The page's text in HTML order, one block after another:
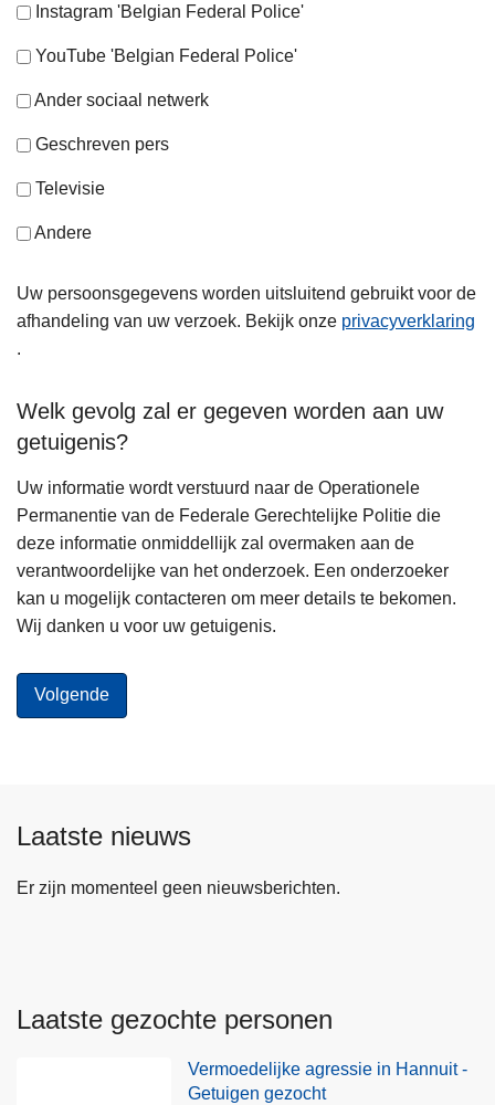
Instagram 'Belgian Federal Police'
YouTube 'Belgian Federal Police'
Ander sociaal netwerk
Geschreven pers
Televisie
Andere
Uw persoonsgegevens worden uitsluitend gebruikt voor de
afhandeling van uw verzoek. Bekijk onze privacyverklaring
.
Welk gevolg zal er gegeven worden aan uw
getuigenis?
Uw informatie wordt verstuurd naar de Operationele
Permanentie van de Federale Gerechtelijke Politie die
deze informatie onmiddellijk zal overmaken aan de
verantwoordelijke van het onderzoek. Een onderzoeker
kan u mogelijk contacteren om meer details te bekomen.
Wij danken u voor uw getuigenis.
Laatste nieuws
Er zijn momenteel geen nieuwsberichten.
Laatste gezochte personen
Vermoedelijke agressie in Hannuit -
Getuigen gezocht